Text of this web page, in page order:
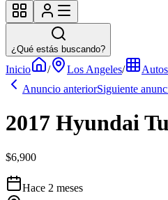
¿Qué estás buscando?
Inicio / Los Angeles/
Anuncio anteriorSiguiente
2017 Hyundai
$6,900
Hace 2 meses